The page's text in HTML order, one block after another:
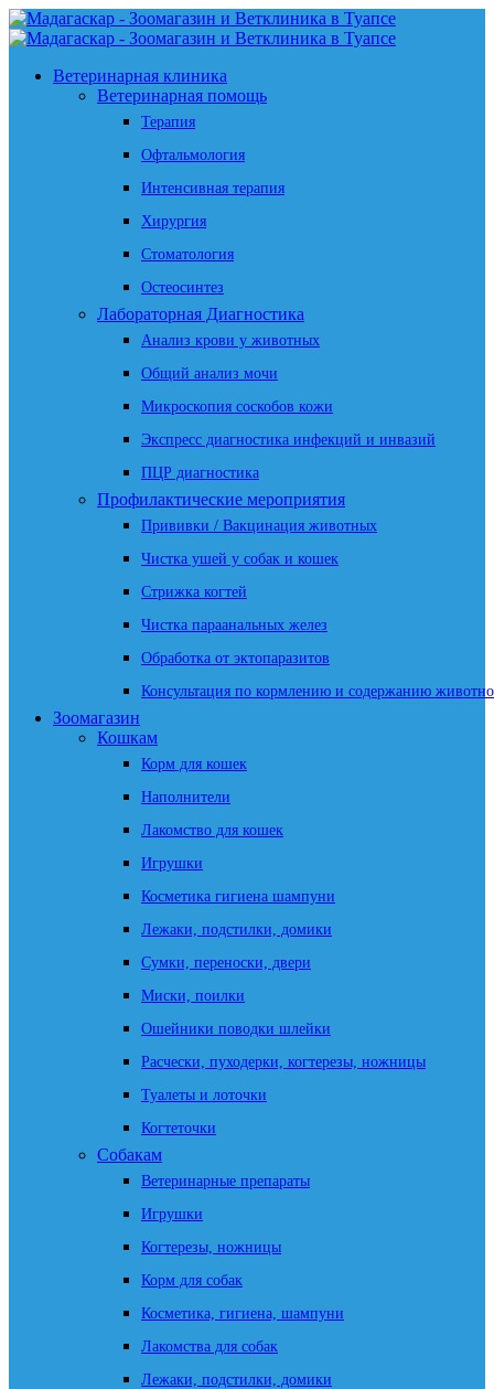
Ветеринарная клиника
Ветеринарная помощь
Терапия
Офтальмология
Интенсивная терапия
Хирургия
Стоматология
Остеосинтез
Лабораторная Диагностика
Анализ крови у животных
Общий анализ мочи
Микроскопия соскобов кожи
Экспресс диагностика инфекций и инвазий
ПЦР диагностика
Профилактические мероприятия
Прививки / Вакцинация животных
Чистка ушей у собак и кошек
Стрижка когтей
Чистка параанальных желез
Обработка от эктопаразитов
Консультация по кормлению и содержанию
Зоомагазин
Кошкам
Корм для кошек
Наполнители
Лакомство для кошек
Игрушки
Косметика гигиена шампуни
Лежаки, подстилки, домики
Сумки, переноски, двери
Миски, поилки
Ошейники поводки шлейки
Расчески, пуходерки, когтерезы, ножницы
Туалеты и лоточки
Когтеточки
Собакам
Ветеринарные препараты
Игрушки
Когтерезы, ножницы
Корм для собак
Косметика, гигиена, шампуни
Лакомства для собак
Лежаки, подстилки, домики